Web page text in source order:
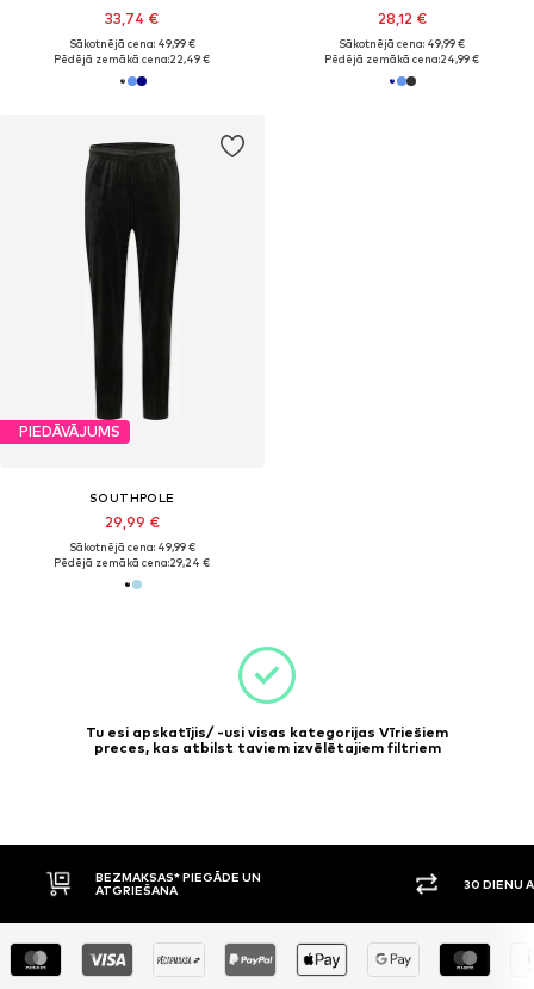
33,74 €
Sākotnējā cena: 49,99 €
Pēdējā zemākā cena:22,49 €
28,12 €
Sākotnējā cena: 49,99 €
Pēdējā zemākā cena:24,99 €
PIEDĀVĀJUMS
SOUTHPOLE
29,99 €
Sākotnējā cena: 49,99 €
Pēdējā zemākā cena:29,24 €
Tu esi apskatījis/ -usi visas kategorijas Vīriešiem
preces, kas atbilst taviem izvēlētajiem filtriem
BEZMAKSAS* PIEGĀDE UN
ATGRIEŠANA
30 DIENU